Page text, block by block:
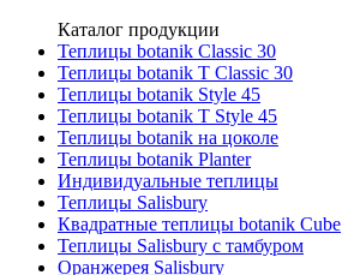
Каталог продукции
Теплицы botanik Classic 30
Теплицы botanik T Classic 30
Теплицы botanik Style 45
Теплицы botanik Т Style 45
Теплицы botanik на цоколе
Теплицы botanik Planter
Индивидуальные теплицы
Теплицы Salisbury
Квадратные теплицы botanik Cube
Теплицы Salisbury с тамбуром
Оранжерея Salisbury